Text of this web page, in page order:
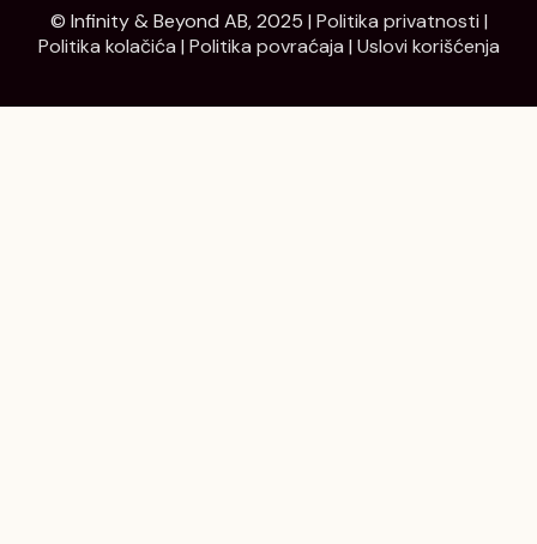
© Infinity & Beyond AB, 2025 | Politika privatnosti |
Politika kolačića | Politika povraćaja | Uslovi korišćenja